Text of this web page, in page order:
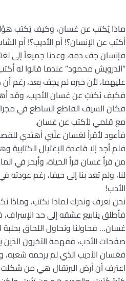
ماذا يُكتب عن غسان، وكيف يَكتب
أكتب عن الإنسان؟! أم الأديب؟! أم
فإنسان جف دمه، وعدنا جميعاً إلى
“الدرويش محمود” عندما قالوا له
عليهما، لأن حبره لم يجف بعد، رغم
فكيف نَكتبُ عن غسان الأديب، وقد
فكان السيف القاطع الساطع في
مع قلمي لأكتب عن غسان.
فأعود لأقرأ لغسان علّني أهتدي
فلم أجد إلا قاعدة الإغتيال
من قرأ غسان قرأ الحياة، وأبحر في
لنا، ولم تعد بنا إلى حيفا، رغم عودته
الأدب!
نحن نعرف وندرك لماذا نكتب، وماذا
فأطلق ينابيع عشقه إلى حد
غسان… فحاولنا ونحاول اللحاق
صفحات الأدب، ففهمة الآخرون الذين
فغسان الأديب الذي لم يرحمه شعبه،
اعترف أن أرض البرتقال هي من